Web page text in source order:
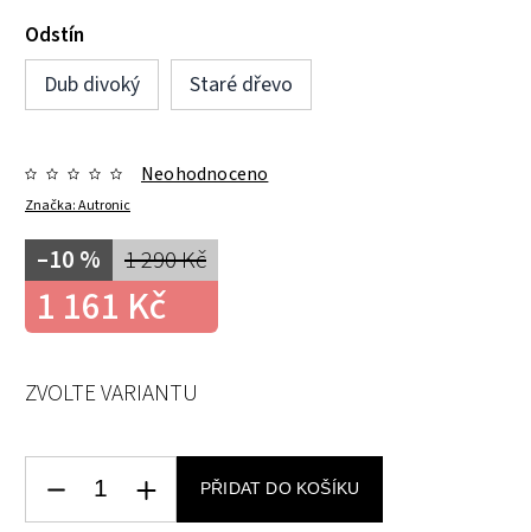
Odstín
Dub divoký
Staré dřevo
Značka:Autronic
Neohodnoceno
1 290 Kč
–10 %
1 161 Kč
ZVOLTE VARIANTU
PŘIDAT DO KOŠÍKU